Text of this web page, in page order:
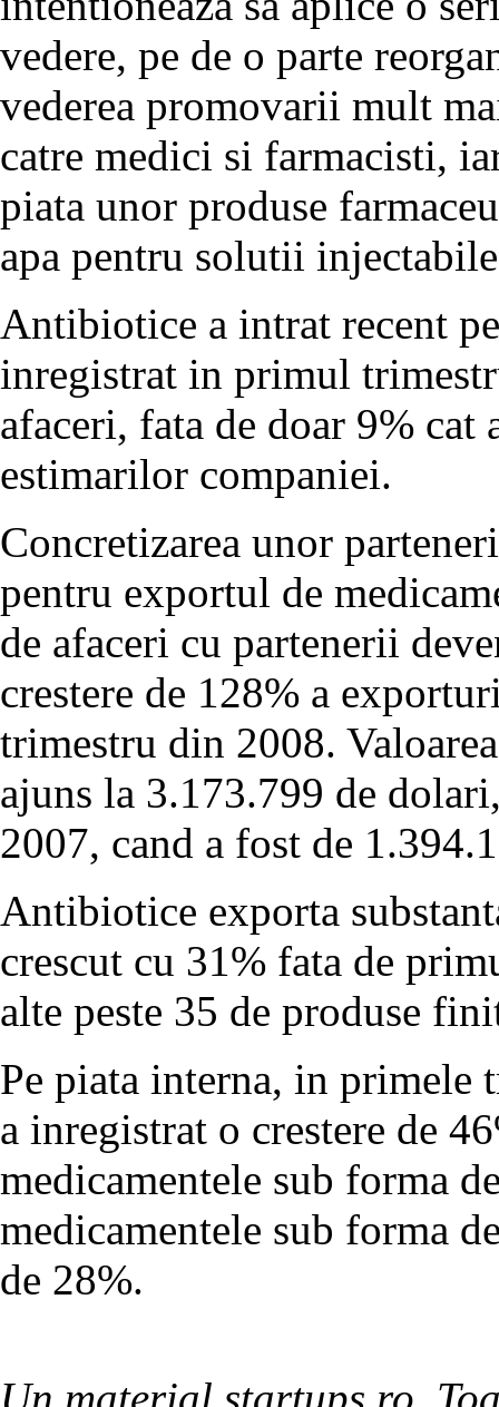
vedere, pe de o parte
vederea promovarii mult
catre medici si farmacisti,
piata unor produse
apa pentru solutii
Antibiotice a intrat recent
inregistrat in primul
afaceri, fata de doar 9%
estimarilor companiei.
Concretizarea unor
pentru exportul de
de afaceri cu partenerii
crestere de 128% a
trimestru din 2008.
ajuns la 3.173.799 de
2007, cand a fost de
Antibiotice exporta
crescut cu 31% fata de
alte peste 35 de produse
Pe piata interna, in
a inregistrat o crestere de
medicamentele sub forma
medicamentele sub forma
de 28%.